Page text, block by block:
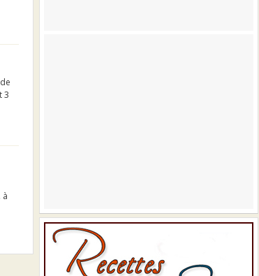
3
à